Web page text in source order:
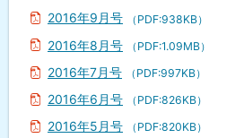
2016年9月号 （PDF:938KB）
2016年8月号 （PDF:1.09MB）
2016年7月号 （PDF:997KB）
2016年6月号 （PDF:826KB）
2016年5月号 （PDF:820KB）